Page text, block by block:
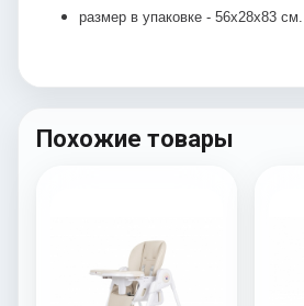
размер в упаковке - 56х28х83 см.
Похожие товары